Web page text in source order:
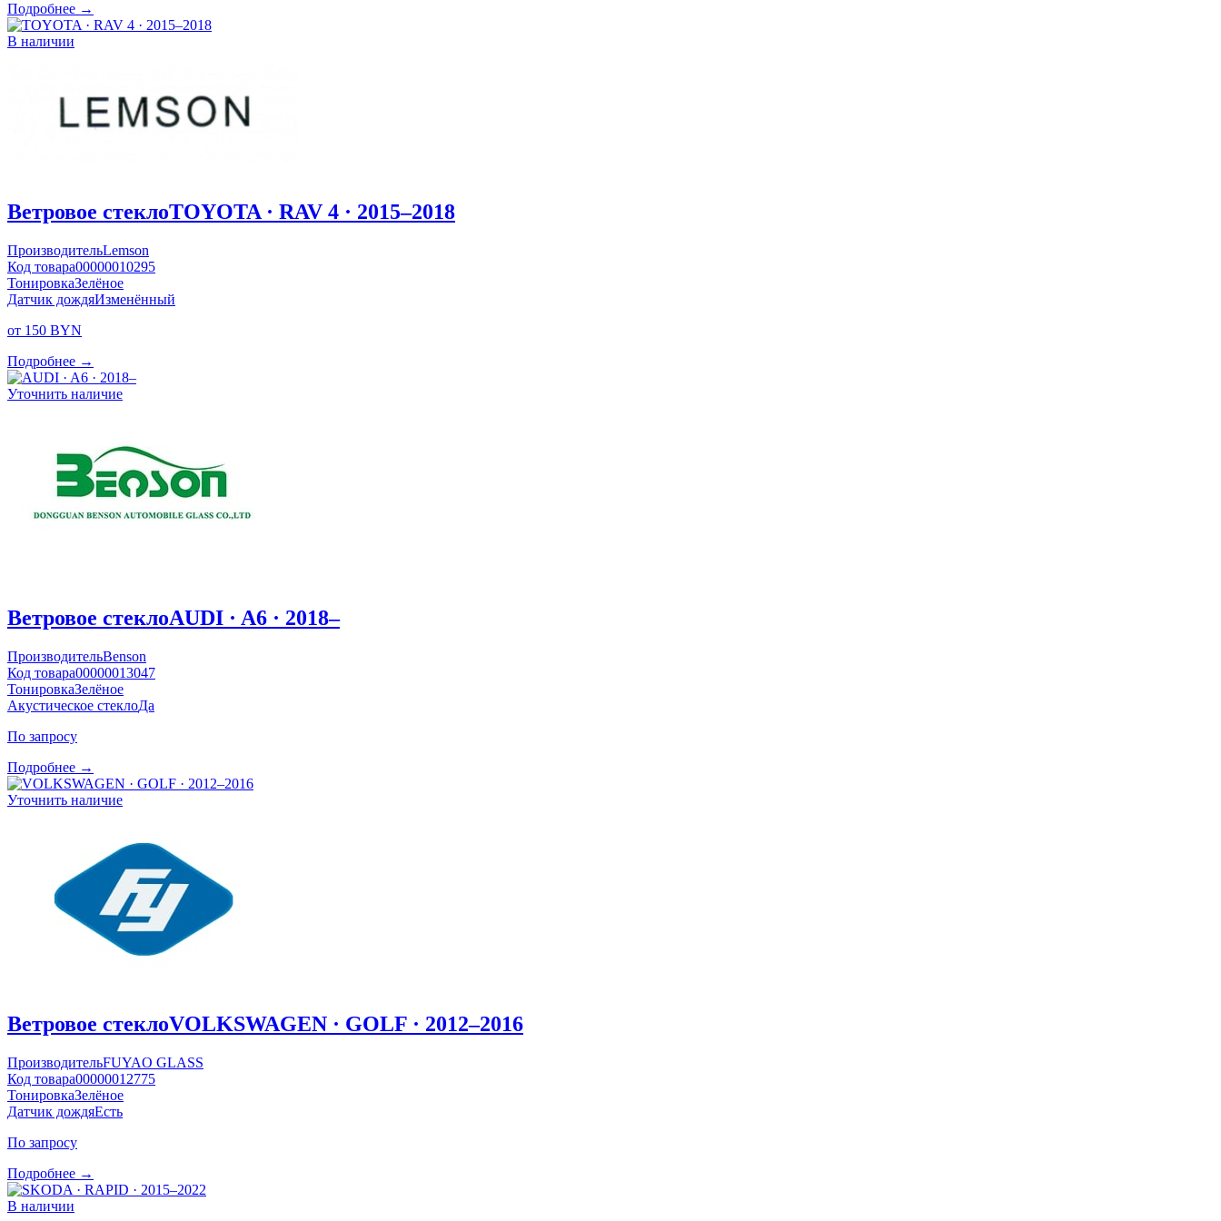
Подробнее →
В наличии
Ветровое стеклоTOYOTA · RAV 4 · 2015–2018
ПроизводительLemson
Код товара00000010295
ТонировкаЗелёное
Датчик дождяИзменённый
от 150 BYN
Подробнее →
Уточнить наличие
Ветровое стеклоAUDI · A6 · 2018–
ПроизводительBenson
Код товара00000013047
ТонировкаЗелёное
Акустическое стеклоДа
По запросу
Подробнее →
Уточнить наличие
Ветровое стеклоVOLKSWAGEN · GOLF · 2012–2016
ПроизводительFUYAO GLASS
Код товара00000012775
ТонировкаЗелёное
Датчик дождяЕсть
По запросу
Подробнее →
В наличии